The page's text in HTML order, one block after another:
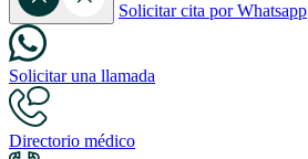
Solicitar cita por Whatsapp
Solicitar una llamada
Directorio médico